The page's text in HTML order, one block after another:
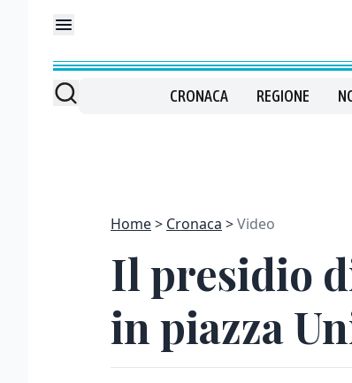
CRONACA REGIONE
Home Cronaca Video
Il presidio
in piazza